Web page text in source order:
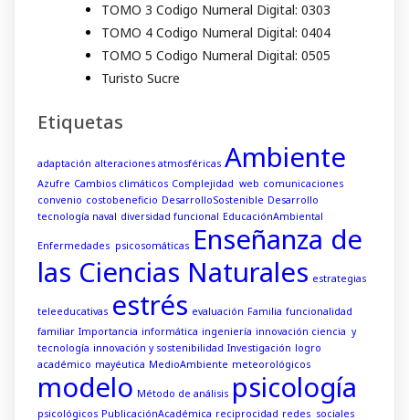
TOMO 3 Codigo Numeral Digital: 0303
TOMO 4 Codigo Numeral Digital: 0404
TOMO 5 Codigo Numeral Digital: 0505
Turisto Sucre
Etiquetas
adaptación alteraciones atmosféricas Ambiente
Azufre Cambios climáticos Complejidad web comunicaciones
convenio costobeneficio DesarrolloSostenible Desarrollo
tecnología naval diversidad funcional EducaciónAmbiental
Enfermedades psicosomáticas Enseñanza de
las Ciencias Naturales estrategias
teleeducativas estrés evaluación Familia funcionalidad
familiar Importancia informática ingeniería innovación ciencia y
tecnología innovación y sostenibilidad Investigación logro
académico mayéutica MedioAmbiente meteorológicos
modelo Método de análisis psicología
psicológicos PublicaciónAcadémica reciprocidad redes sociales